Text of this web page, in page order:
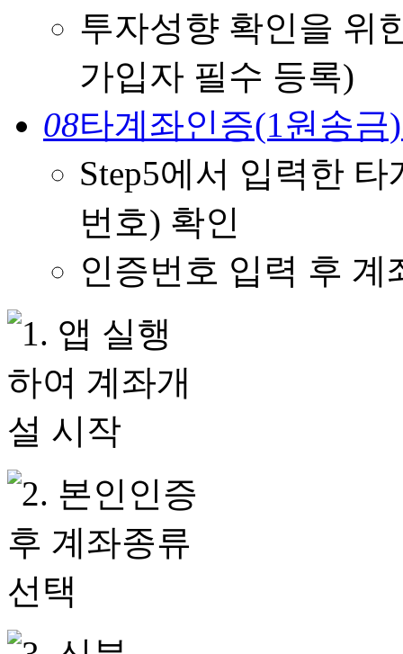
투자성향 확인을 위
가입자 필수 등록)
08타계좌인증(1원송
Step5에서 입력한
번호) 확인
인증번호 입력 후 계